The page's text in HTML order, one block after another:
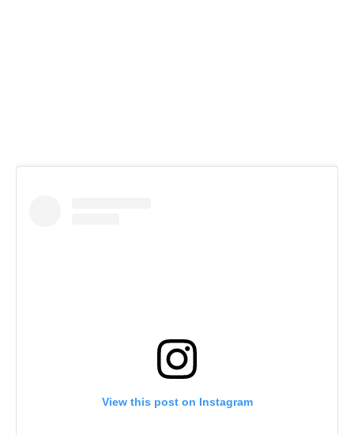
View this post on Instagram